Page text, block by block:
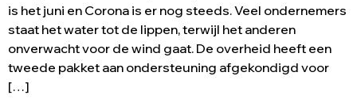
is het juni en Corona is er nog steeds. Veel ondernemers
staat het water tot de lippen, terwijl het anderen
onverwacht voor de wind gaat. De overheid heeft een
tweede pakket aan ondersteuning afgekondigd voor
[…]